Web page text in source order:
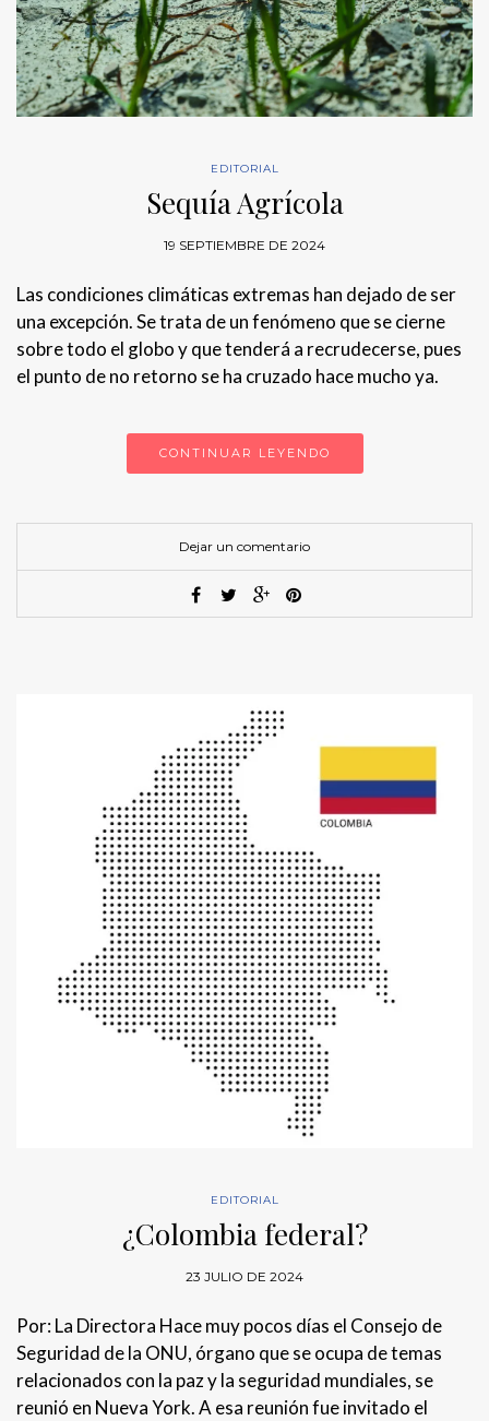
EDITORIAL
Sequía Agrícola
19 SEPTIEMBRE DE 2024
Las condiciones climáticas extremas han dejado de ser
una excepción. Se trata de un fenómeno que se cierne
sobre todo el globo y que tenderá a recrudecerse, pues
el punto de no retorno se ha cruzado hace mucho ya.
CONTINUAR LEYENDO
Dejar un comentario
EDITORIAL
¿Colombia federal?
23 JULIO DE 2024
Por: La Directora Hace muy pocos días el Consejo de
Seguridad de la ONU, órgano que se ocupa de temas
relacionados con la paz y la seguridad mundiales, se
reunió en Nueva York. A esa reunión fue invitado el